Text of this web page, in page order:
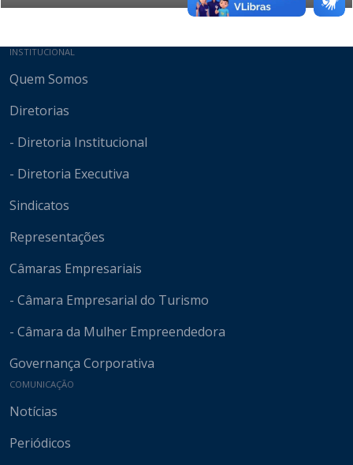
Mapa do site
INSTITUCIONAL
Quem Somos
Diretorias
- Diretoria Institucional
- Diretoria Executiva
Sindicatos
Representações
Câmaras Empresariais
- Câmara Empresarial do Turismo
- Câmara da Mulher Empreendedora
Governança Corporativa
COMUNICAÇÃO
Notícias
Periódicos